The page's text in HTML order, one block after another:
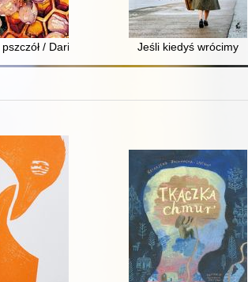
/ Daria StrączyńskaJeśli kiedyś wrócimy